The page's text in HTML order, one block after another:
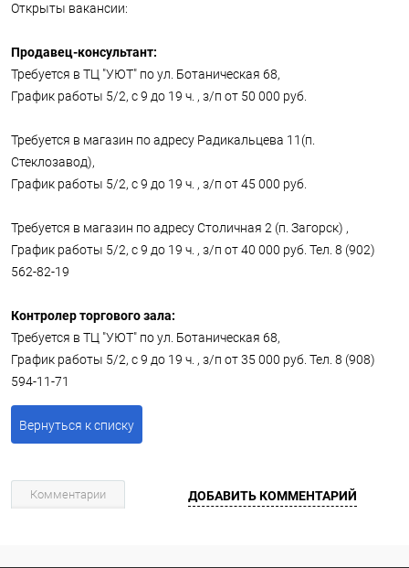
Открыты вакансии:
Продавец-консультант:
Требуется в ТЦ "УЮТ" по ул. Ботаническая 68,
График работы 5/2, с 9 до 19 ч. , з/п от 50 000 руб.
Требуется в магазин по адресу Радикальцева 11(п.
Стеклозавод),
График работы 5/2, с 9 до 19 ч. , з/п от 45 000 руб.
Требуется в магазин по адресу Столичная 2 (п. Загорск) ,
График работы 5/2, с 9 до 19 ч. , з/п от 40 000 руб. Тел. 8 (902)
562-82-19
Контролер торгового зала:
Требуется в ТЦ "УЮТ" по ул. Ботаническая 68,
График работы 5/2, с 9 до 19 ч. , з/п от 35 000 руб. Тел. 8 (908)
594-11-71
Вернуться к списку
Комментарии ДОБАВИТЬ КОММЕНТАРИЙ